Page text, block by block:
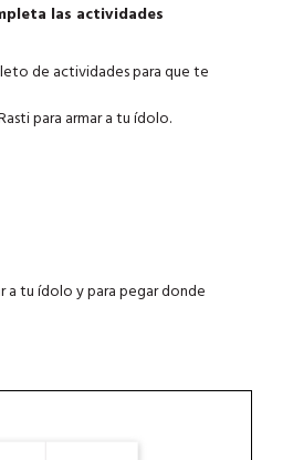
las actividades
de actividades para que te
para armar a tu ídolo.
a tu ídolo y para pegar donde